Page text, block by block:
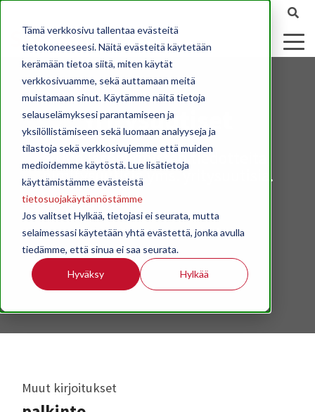
Tämä verkkosivu tallentaa evästeitä
tietokoneeseesi. Näitä evästeitä käytetään
kerämään tietoa siitä, miten käytät
verkkosivuamme, sekä auttamaan meitä
muistamaan sinut. Käytämme näitä tietoja
selauselämyksesi parantamiseen ja
yksilöllistämiseen sekä luomaan analyyseja ja
tilastoja sekä verkkosivujemme että muiden
medioidemme käytöstä. Lue lisätietoja
käyttämistämme evästeistä
tietosuojakäytännöstämme
Jos valitset Hylkää, tietojasi ei seurata, mutta
selaimessasi käytetään yhtä evästettä, jonka avulla
tiedämme, että sinua ei saa seurata.
Hyväksy Hylkää
Yritysuutiset
STK:n jäsenyritysten tiedotteita,
nimitysuutisia yms. yritysuutisia.
Muut kirjoitukset